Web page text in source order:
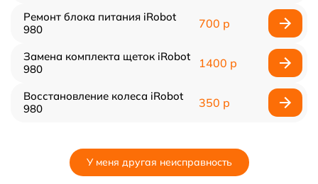
Ремонт блока питания iRobot
980
700 р
Замена комплекта щеток iRobot
980
1400 р
Восстановление колеса iRobot
980
350 р
У меня другая неисправность